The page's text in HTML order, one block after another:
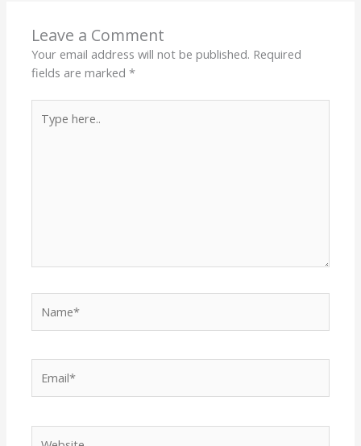
Leave a Comment
Your email address will not be published. Required
fields are marked*
here..